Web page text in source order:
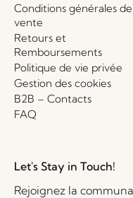
Conditions générales de
vente
Retours et
Remboursements
Politique de vie privée
Gestion des cookies
B2B – Contacts
FAQ
Let's Stay in Touch!
Rejoignez la